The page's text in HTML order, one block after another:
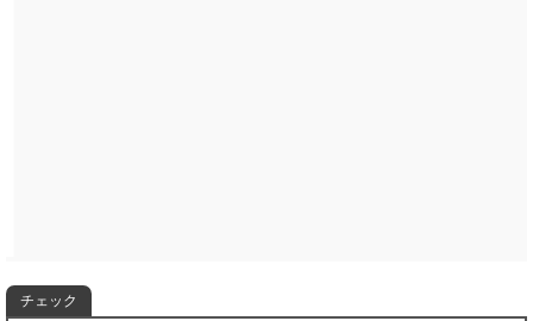
チェック